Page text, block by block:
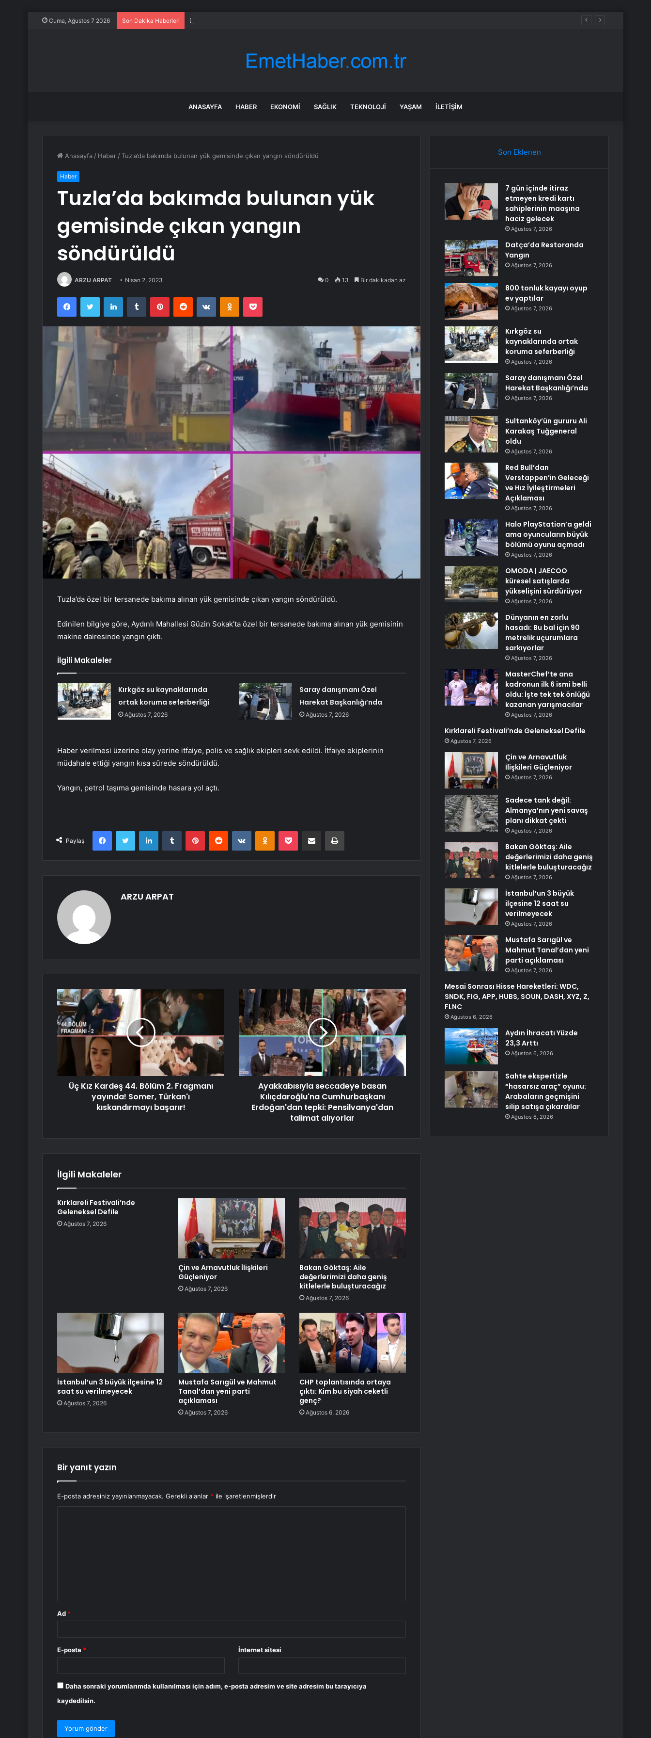
Cuma, Ağustos 7 2026 Son Dakika Haberleri Datça’da Restoranda Yangın
ANASAYFA HABER EKONOMI SAĞLIK TEKNOLOJI YAŞAM İLETIŞIM
Anasayfa / Haber /Tuzla’da bakımda bulunan yük gemisinde çıkan yangın söndürüldü
Haber
Tuzla’da bakımda bulunan yük
gemisinde çıkan yangın
söndürüldü
ARZU ARPAT Nisan 2, 2023 0 13 Bir dakikadan az
FacebookTwitter LinkedInTumblr PinterestReddit VKontakteOdnoklassniki
Pocket
Tuzla’da özel bir tersanede bakıma alınan yük gemisinde çıkan yangın söndürüldü.
Edinilen bilgiye göre, Aydınlı Mahallesi Güzin Sokak’ta özel bir tersanede bakıma alınan yük gemisinin
makine dairesinde yangın çıktı.
İlgili Makaleler
Kırkgöz su kaynaklarında
ortak koruma seferberliği
Ağustos 7, 2026
Saray danışmanı Özel
Harekat Başkanlığı’nda
Ağustos 7, 2026
Haber verilmesi üzerine olay yerine itfaiye, polis ve sağlık ekipleri sevk edildi. İtfaiye ekiplerinin
müdahale ettiği yangın kısa sürede söndürüldü.
Yangın, petrol taşıma gemisinde hasara yol açtı.
Paylaş
FacebookTwitter LinkedInTumblr PinterestReddit VKontakteOdnoklassniki
Pocket E-Posta ile paylaş Yazdır
ARZU ARPAT
Üç Kız Kardeş 44. Bölüm 2. Fragmanı
yayında! Somer, Türkan'ı
kıskandırmayı başarır!
Ayakkabısıyla seccadeye basan
Kılıçdaroğlu'na Cumhurbaşkanı
Erdoğan'dan tepki: Pensilvanya'dan
talimat alıyorlar
İlgili Makaleler
Kırklareli Festivali’nde
Geleneksel Defile
Ağustos 7, 2026
Çin ve Arnavutluk İlişkileri
Güçleniyor
Ağustos 7, 2026
Bakan Göktaş: Aile
değerlerimizi daha geniş
kitlelerle buluşturacağız
Ağustos 7, 2026
İstanbul’un 3 büyük ilçesine 12
saat su verilmeyecek
Ağustos 7, 2026
Mustafa Sarıgül ve Mahmut
Tanal’dan yeni parti
açıklaması
Ağustos 7, 2026
CHP toplantısında ortaya
çıktı: Kim bu siyah ceketli
genç?
Ağustos 6, 2026
Bir yanıt yazın
E-posta adresiniz yayınlanmayacak. Gerekli alanlar * ile işaretlenmişlerdir
Ad *
E-posta * İnternet sitesi
Daha sonraki yorumlarımda kullanılması için adım, e-posta adresim ve site adresim bu tarayıcıya
kaydedilsin.
Son Eklenen
7 gün içinde itiraz
etmeyen kredi kartı
sahiplerinin maaşına
haciz gelecek
Ağustos 7, 2026
Datça’da Restoranda
Yangın
Ağustos 7, 2026
800 tonluk kayayı oyup
ev yaptılar
Ağustos 7, 2026
Kırkgöz su
kaynaklarında ortak
koruma seferberliği
Ağustos 7, 2026
Saray danışmanı Özel
Harekat Başkanlığı’nda
Ağustos 7, 2026
Sultanköy’ün gururu Ali
Karakaş Tuğgeneral
oldu
Ağustos 7, 2026
Red Bull’dan
Verstappen’in Geleceği
ve Hız İyileştirmeleri
Açıklaması
Ağustos 7, 2026
Halo PlayStation’a geldi
ama oyuncuların büyük
bölümü oyunu açmadı
Ağustos 7, 2026
OMODA | JAECOO
küresel satışlarda
yükselişini sürdürüyor
Ağustos 7, 2026
Dünyanın en zorlu
hasadı: Bu bal için 90
metrelik uçurumlara
sarkıyorlar
Ağustos 7, 2026
MasterChef’te ana
kadronun ilk 6 ismi belli
oldu: İşte tek tek önlüğü
kazanan yarışmacılar
Ağustos 7, 2026
Kırklareli Festivali’nde Geleneksel Defile
Ağustos 7, 2026
Çin ve Arnavutluk
İlişkileri Güçleniyor
Ağustos 7, 2026
Sadece tank değil:
Almanya’nın yeni savaş
planı dikkat çekti
Ağustos 7, 2026
Bakan Göktaş: Aile
değerlerimizi daha geniş
kitlelerle buluşturacağız
Ağustos 7, 2026
İstanbul’un 3 büyük
ilçesine 12 saat su
verilmeyecek
Ağustos 7, 2026
Mustafa Sarıgül ve
Mahmut Tanal’dan yeni
parti açıklaması
Ağustos 7, 2026
Mesai Sonrası Hisse Hareketleri: WDC,
SNDK, FIG, APP, HUBS, SOUN, DASH, XYZ, Z,
FLNC
Ağustos 6, 2026
Aydın İhracatı Yüzde
23,3 Arttı
Ağustos 6, 2026
Sahte ekspertizle
“hasarsız araç” oyunu:
Arabaların geçmişini
silip satışa çıkardılar
Ağustos 6, 2026